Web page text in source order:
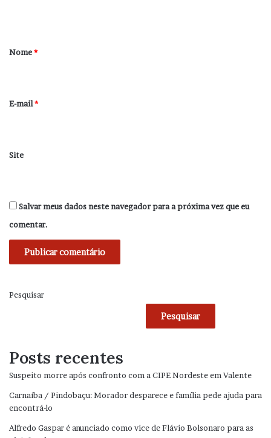
r
*
Nome*
E-mail*
Site
Salvar meus dados neste navegador para a próxima vez que eu
comentar.
Pesquisar
Pesquisar
Posts recentes
Suspeito morre após confronto com a CIPE Nordeste em Valente
Carnaíba / Pindobaçu: Morador desparece e família pede ajuda para
encontrá-lo
Alfredo Gaspar é anunciado como vice de Flávio Bolsonaro para as